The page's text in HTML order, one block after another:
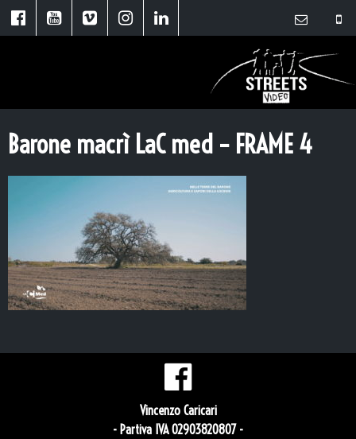
Barone macrì LaC med – FRAME 4
Vincenzo Caricari
- Partiva IVA 02903820807 -